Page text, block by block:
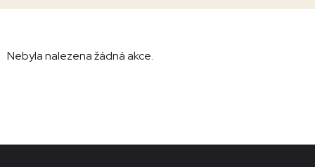
Nebyla nalezena žádná akce.